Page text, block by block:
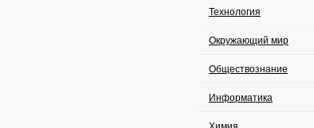
Технология
Окружающий мир
Обществознание
Информатика